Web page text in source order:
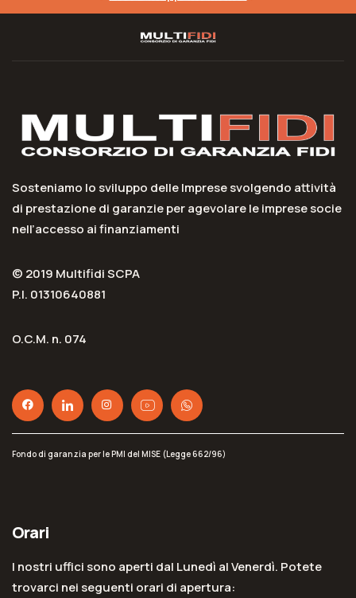
Sosteniamo lo sviluppo delle Imprese svolgendo attività
di prestazione di garanzie per agevolare le imprese socie
nell’accesso ai finanziamenti
© 2019 Multifidi SCPA
P.I. 01310640881
O.C.M. n. 074
Fondo di garanzia per le PMI del MISE (Legge 662/96)
Orari
I nostri uffici sono aperti dal Lunedì al Venerdì. Potete
trovarci nei seguenti orari di apertura: